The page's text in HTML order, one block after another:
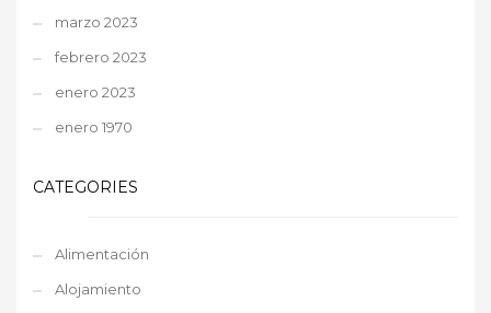
marzo 2023
febrero 2023
enero 2023
enero 1970
CATEGORIES
Alimentación
Alojamiento